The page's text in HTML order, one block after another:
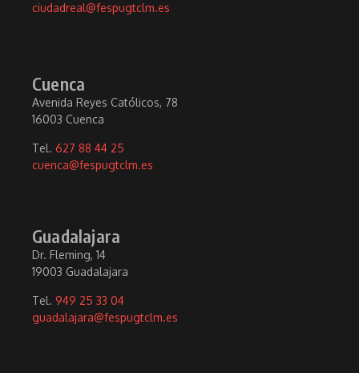
ciudadreal@fespugtclm.es
Cuenca
Avenida Reyes Católicos, 78
16003 Cuenca
Tel. 627 88 44 25
cuenca@fespugtclm.es
Guadalajara
Dr. Fleming, 14
19003 Guadalajara
Tel. 949 25 33 04
guadalajara@fespugtclm.es